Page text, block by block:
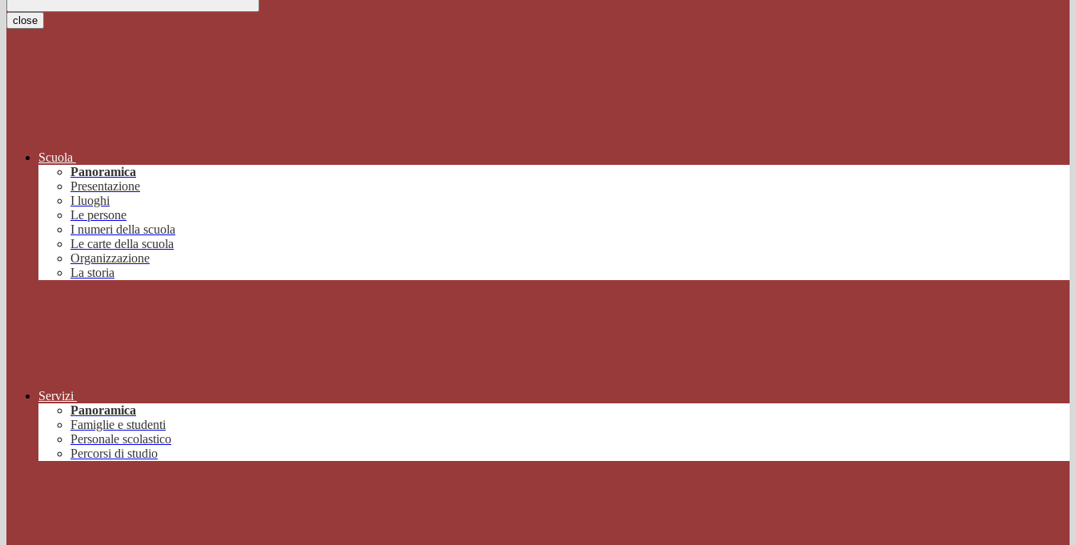
close
Scuola
Panoramica
Presentazione
I luoghi
Le persone
I numeri della scuola
Le carte della scuola
Organizzazione
La storia
Servizi
Panoramica
Famiglie e studenti
Personale scolastico
Percorsi di studio